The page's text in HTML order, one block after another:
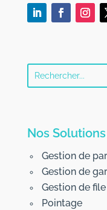
Nos Solutions
Gestion de
Gestion de
Gestion de file
Pointage